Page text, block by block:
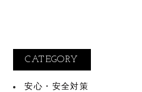
CATEGORY
安心・安全対策